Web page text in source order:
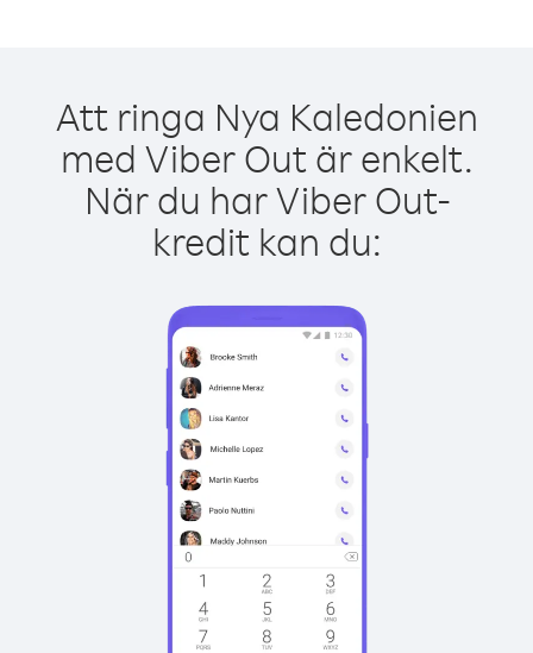
Att ringa Nya Kaledonien
med Viber Out är enkelt.
När du har Viber Out-
kredit kan du: